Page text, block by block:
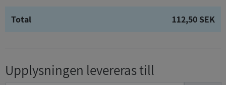
Total 112,50 SEK
Upplysningen levereras till